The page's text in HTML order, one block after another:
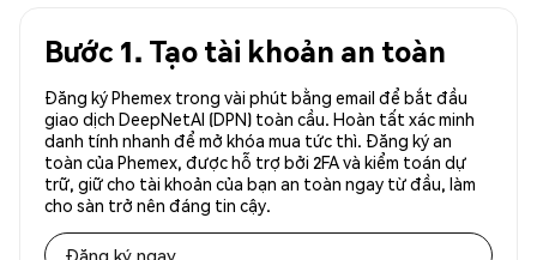
Bước 1. Tạo tài khoản an toàn
Đăng ký Phemex trong vài phút bằng email để bắt đầu
giao dịch DeepNetAI (DPN) toàn cầu. Hoàn tất xác minh
danh tính nhanh để mở khóa mua tức thì. Đăng ký an
toàn của Phemex, được hỗ trợ bởi 2FA và kiểm toán dự
trữ, giữ cho tài khoản của bạn an toàn ngay từ đầu, làm
cho sàn trở nên đáng tin cậy.